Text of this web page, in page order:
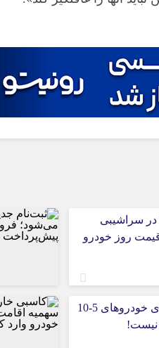
در سراشیبی
روز خودرو
بازار خودرو برای خودروهای 5-10
نیست!